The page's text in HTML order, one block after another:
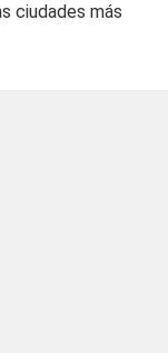
ciudades más